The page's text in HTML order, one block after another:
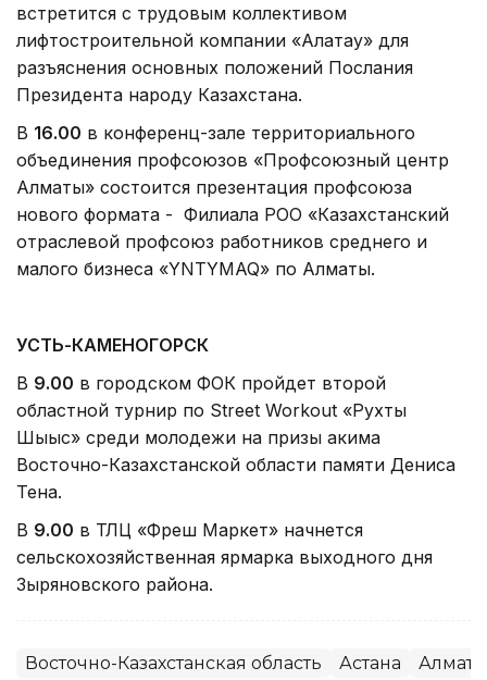
встретится с трудовым коллективом
лифтостроительной компании «Алатау» для
разъяснения основных положений Послания
Президента народу Казахстана.
В 16.00 в конференц-зале территориального
объединения профсоюзов «Профсоюзный центр
Алматы» состоится презентация профсоюза
нового формата - Филиала РОО «Казахстанский
отраслевой профсоюз работников среднего и
малого бизнеса «YNTYMAQ» по Алматы.
УСТЬ-КАМЕНОГОРСК
В 9.00 в городском ФОК пройдет второй
областной турнир по Street Workout «Рухты
Шығыс» среди молодежи на призы акима
Восточно-Казахстанской области памяти Дениса
Тена.
В 9.00 в ТЛЦ «Фреш Маркет» начнется
сельскохозяйственная ярмарка выходного дня
Зыряновского района.
Восточно-Казахстанская область Астана Алматы